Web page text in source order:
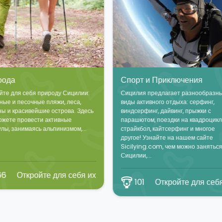
и Приключения
предлагает разнообразные
отдыха: серфинг,
дайвинг, прыжки с
поездки на квадроцикле,
кайтсерфинг и многое
Откройте для себя их
Парусные и Моторные яхты
Проведите свой отпуск на
или моторной яхте в самом
море – Средиземном. С нашими
предложениями вы можете взять в
прокат моторную...
sailing